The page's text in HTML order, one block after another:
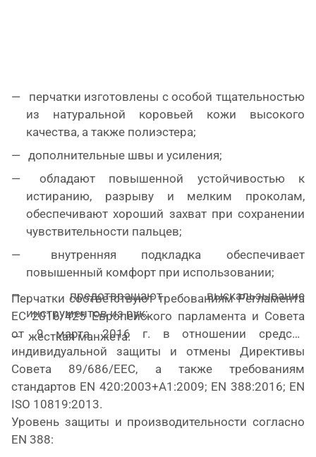
перчатки изготовлены с особой тщательностью
из натуральной коровьей кожи высокого
качества, а также полиэстера;
дополнительные швы и усиления;
обладают повышенной устойчивостью к
истиранию, разрыву и мелким проколам,
обеспечивают хороший захват при сохранении
чувствительности пальцев;
внутренняя подкладка обеспечивает
повышенный комфорт при использовании;
предотвращают выскальзывание
инструментов из рук;
жесткая манжета.
Перчатки соответствуют требованиям Регламента
ЕС 2016/425 Европейского парламента и Совета
от 9 марта 2016 г. в отношении средств
индивидуальной защиты и отмены Директивы
Совета 89/686/ЕЕС, а также требованиям
стандартов EN 420:2003+A1:2009; EN 388:2016; EN
ISO 10819:2013.
Уровень защиты и производительности согласно
EN 388: